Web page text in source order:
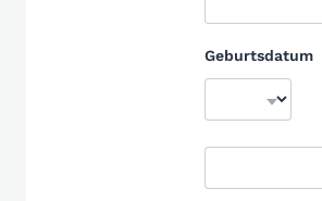
Geburtsdatum